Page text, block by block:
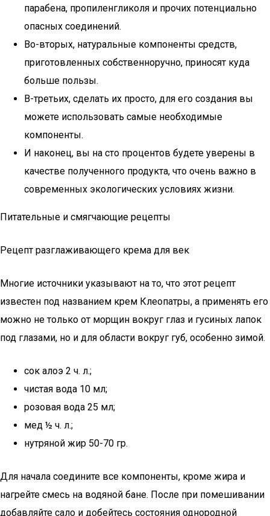
парабена, пропиленгликоля и прочих потенциально
опасных соединений.
Во-вторых, натуральные компоненты средств,
приготовленных собственноручно, приносят куда
больше пользы.
В-третьих, сделать их просто, для его создания вы
можете использовать самые необходимые
компоненты.
И наконец, вы на сто процентов будете уверены в
качестве полученного продукта, что очень важно в
современных экологических условиях жизни.
Питательные и смягчающие рецепты
Рецепт разглаживающего крема для век
Многие источники указывают на то, что этот рецепт
известен под названием крем Клеопатры, а применять его
можно не только от морщин вокруг глаз и гусиных лапок
под глазами, но и для области вокруг губ, особенно зимой.
сок алоэ 2 ч. л.;
чистая вода 10 мл;
розовая вода 25 мл;
мед ½ ч. л.;
нутряной жир 50-70 гр.
Для начала соедините все компоненты, кроме жира и
нагрейте смесь на водяной бане. После при помешивании
добавляйте сало и добейтесь состояния однородной